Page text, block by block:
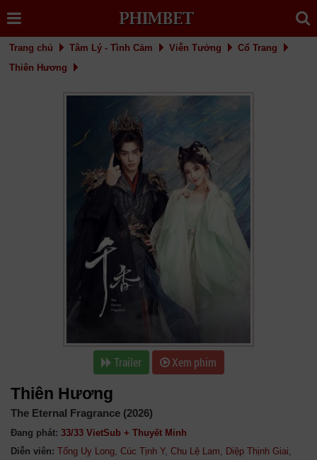
Trang chủ Tâm Lý - Tình Cảm Viễn Tưởng
Cổ Trang
Thiên Hương
Trailer Xem phim
Thiên Hương
The Eternal Fragrance (2026)
Đang phát: 33/33 VietSub + Thuyết Minh
Diễn viên: Tống Uy Long, Cúc Tịnh Y, Chu Lệ Lam, Diệp Thịnh Giai,